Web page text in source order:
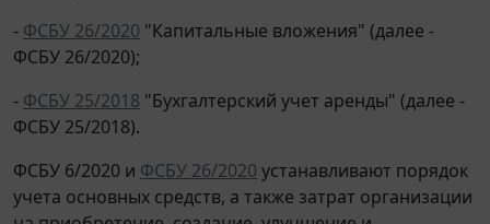
- ФСБУ 26/2020 "Капитальные вложения" (далее -
ФСБУ 26/2020);
- ФСБУ 25/2018 "Бухгалтерский учет аренды" (далее -
ФСБУ 25/2018).
ФСБУ 6/2020 и ФСБУ 26/2020 устанавливают порядок
учета основных средств, а также затрат организации